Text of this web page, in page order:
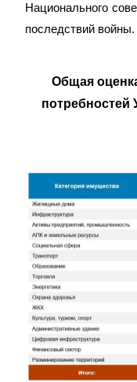
Национального
последствий войны.
Общая
потребностей